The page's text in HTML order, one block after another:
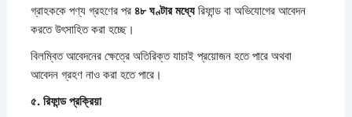
গ্রাহককে পণ্য গ্রহণের পর ৪৮ঘণ্টারমধ্যেরিফান্ড বা অভিযোগের আবেদন
করতে উৎসাহিত করা হচ্ছে।
বিলম্বিত আবেদনের ক্ষেত্রে অতিরিক্ত যাচাই প্রয়োজন হতে পারে অথবা
আবেদন গ্রহণ নাও করা হতে পারে।
৫.রিফান্ডপ্রক্রিয়া